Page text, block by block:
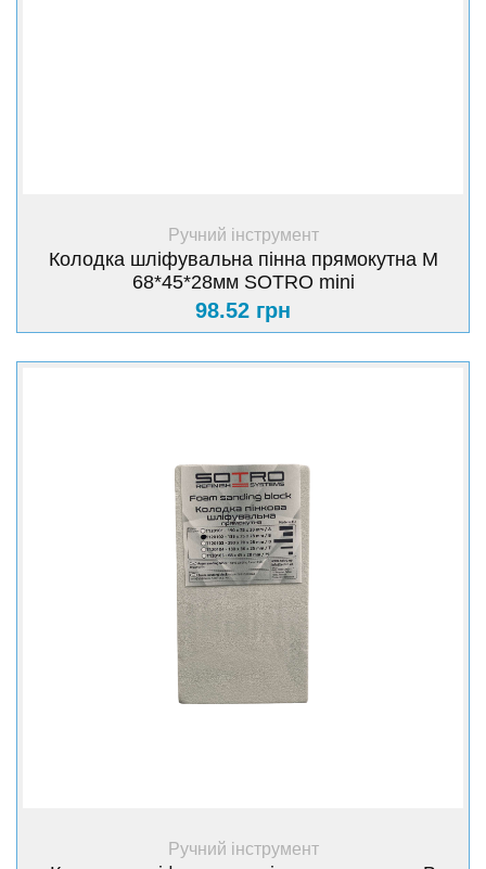
+ Купити
Ручний інструмент
Колодка шліфувальна пінна прямокутна М
68*45*28мм SOTRO mini
98.52 грн
+ Купити
Ручний інструмент